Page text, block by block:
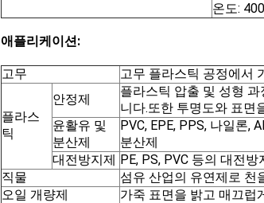
온도:
애플리케이션:
고무 고무 플라스틱 공정에서
플라스
틱
안정제
플라스틱 압출 및 성형
니다.또한 투명도와 표면
윤활유 및
분산제
PVC, EPE, PPS, 나일론,
분산제
대전방지제 PE, PS, PVC 등의 대전방
직물
섬유 산업의 유연제로 천
오일 개량제
가죽 표면을 밝고 매끄럽